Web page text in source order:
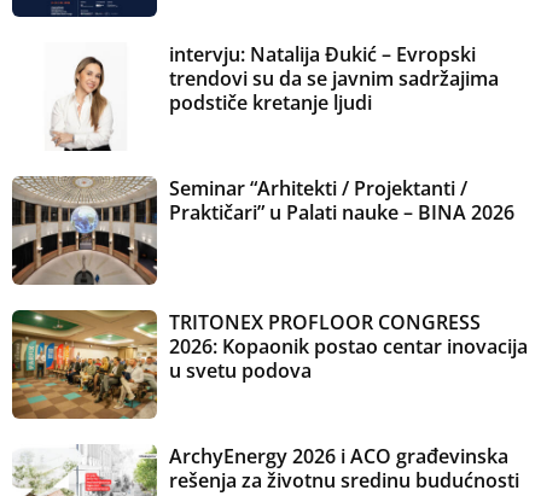
intervju: Natalija Đukić – Evropski
trendovi su da se javnim sadržajima
podstiče kretanje ljudi
Seminar “Arhitekti / Projektanti /
Praktičari” u Palati nauke – BINA 2026
TRITONEX PROFLOOR CONGRESS
2026: Kopaonik postao centar inovacija
u svetu podova
ArchyEnergy 2026 i ACO građevinska
rešenja za životnu sredinu budućnosti